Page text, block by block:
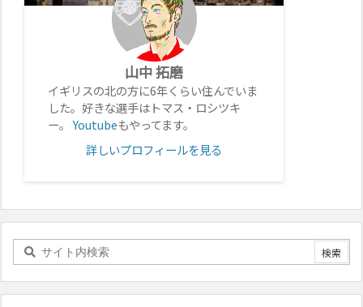
山中 拓磨
イギリスの北の方に6年くらい住んでいま
した。好きな選手はトマス・ロシツキ
ー。Youtubeもやってます。
詳しいプロフィールを見る